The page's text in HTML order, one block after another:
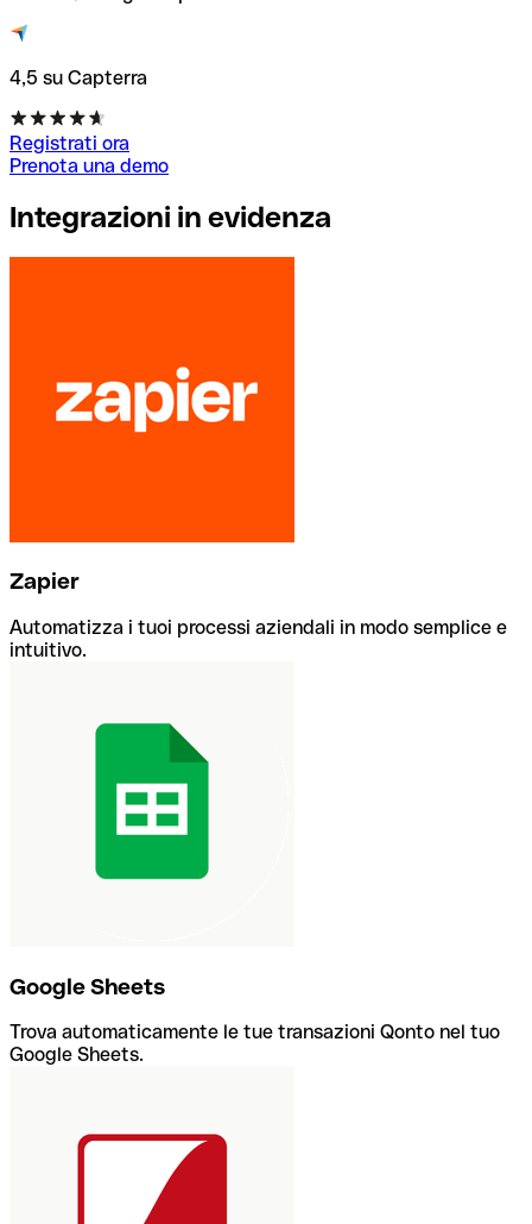
4,5 su Capterra
Registrati ora
Prenota una demo
Integrazioni in evidenza
Zapier
Automatizza i tuoi processi aziendali in modo semplice e
intuitivo.
Google Sheets
Trova automaticamente le tue transazioni Qonto nel tuo
Google Sheets.